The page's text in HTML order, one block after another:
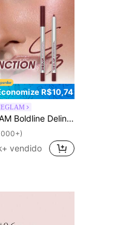
R$10,74
De Longa DuraçãO-Burgundy Kohl Kajal Marca De Beleza CosméTicos Maquiagem Para Mulheres E Meninas
vendido